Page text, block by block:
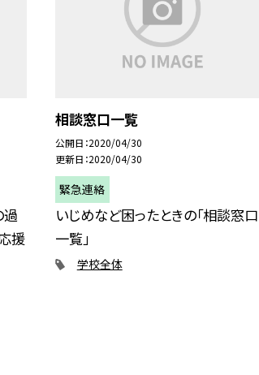
過
援
相談窓口一覧
公開日 2020/04/30
更新日 2020/04/30
緊急連絡
いじめなど困ったときの「相談窓口
一覧」
学校全体